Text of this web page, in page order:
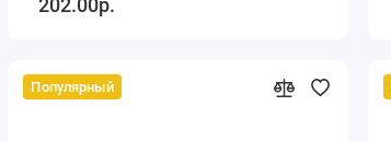
202.00р.
Популярный